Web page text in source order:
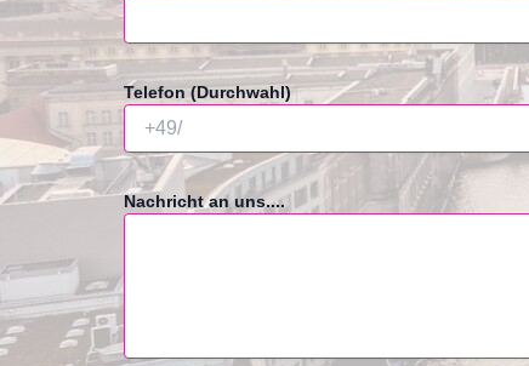
c
h
r
e
b
e
n
m
Telefon (Durchwahl)
Nachricht an uns....